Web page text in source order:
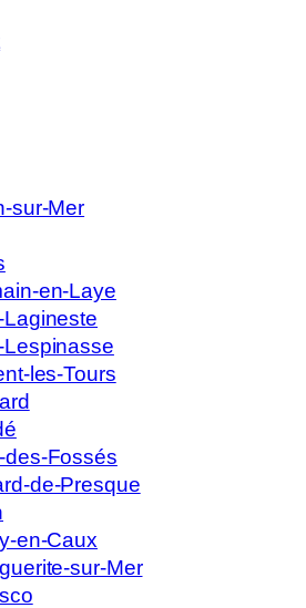
sur-Mer
en-Laye
les-Tours
des-Fossés
de-Presque
en-Caux
sur-Mer